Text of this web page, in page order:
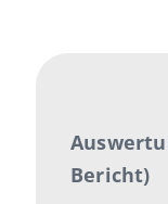
Bericht)